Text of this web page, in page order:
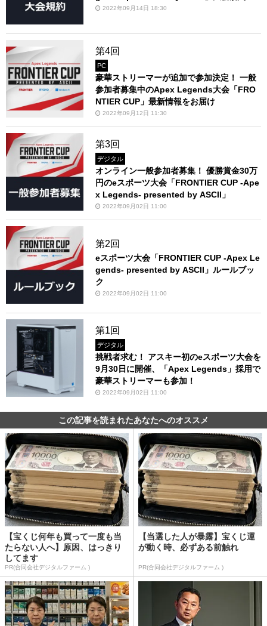
2022年09月14日 18:30
第4回
PC
豪華ストリーマーが追加で参加決定！ 一般
参加者募集中のApex Legends大会「FRO
NTIER CUP」最新情報をお届け
2022年09月12日 11:30
第3回
デジタル
オンライン一般参加者募集！ 優勝賞金30万
円のeスポーツ大会「FRONTIER CUP -Ape
x Legends- presented by ASCII」
2022年09月02日 11:00
第2回
eスポーツ大会「FRONTIER CUP -Apex Le
gends- presented by ASCII」ルールブッ
ク
2022年09月02日 11:00
第1回
デジタル
挑戦者求む！ アスキー初のeスポーツ大会を
9月30日に開催、「Apex Legends」採用で
豪華ストリーマーも参加！
2022年09月02日 11:00
この記事を読まれたあなたへのオススメ
【宝くじ何年も買って一度も当
たらない人へ】原因、はっきり
してます
PR(合同会社デジタルファーム )
【当選した人が暴露】宝くじ運
が動く時、必ずある前触れ
PR(合同会社デジタルファーム )